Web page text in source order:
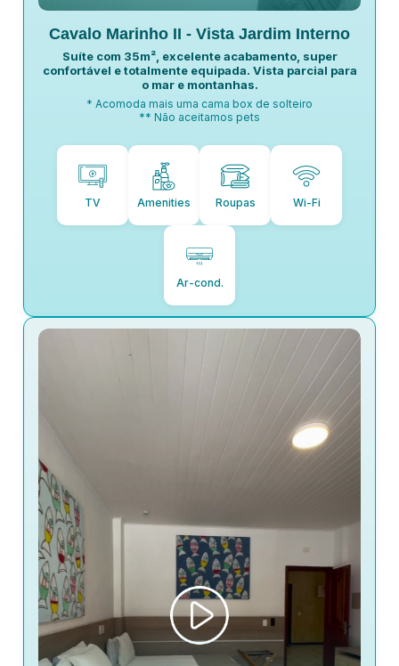
Cavalo Marinho II - Vista Jardim Interno
Suíte com 35m², excelente acabamento, super
confortável e totalmente equipada. Vista parcial para
o mar e montanhas.
* Acomoda mais uma cama box de solteiro
** Não aceitamos pets
TV Amenities Roupas Wi-Fi
Ar-cond.